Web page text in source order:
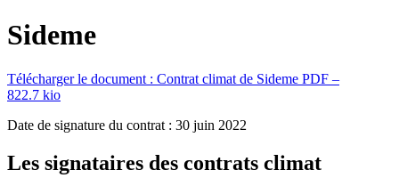
Sideme
Télécharger le document : Contrat climat de Sideme PDF –
822.7 kio
Date de signature du contrat : 30 juin 2022
Les signataires des contrats climat